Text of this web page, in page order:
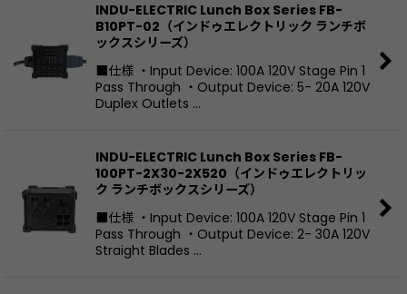
INDU-ELECTRIC Lunch Box Series FB-
B10PT-02（インドゥエレクトリック ランチボ
ックスシリーズ）
■仕様 ・Input Device: 100A 120V Stage Pin 1
Pass Through ・Output Device: 5- 20A 120V
Duplex Outlets …
INDU-ELECTRIC Lunch Box Series FB-
100PT-2X30-2X520（インドゥエレクトリッ
ク ランチボックスシリーズ）
■仕様 ・Input Device: 100A 120V Stage Pin 1
Pass Through ・Output Device: 2- 30A 120V
Straight Blades …